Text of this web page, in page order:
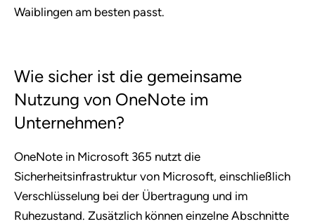
Waiblingen am besten passt.
Wie sicher ist die gemeinsame
Nutzung von OneNote im
Unternehmen?
OneNote in Microsoft 365 nutzt die
Sicherheitsinfrastruktur von Microsoft, einschließlich
Verschlüsselung bei der Übertragung und im
Ruhezustand. Zusätzlich können einzelne Abschnitte